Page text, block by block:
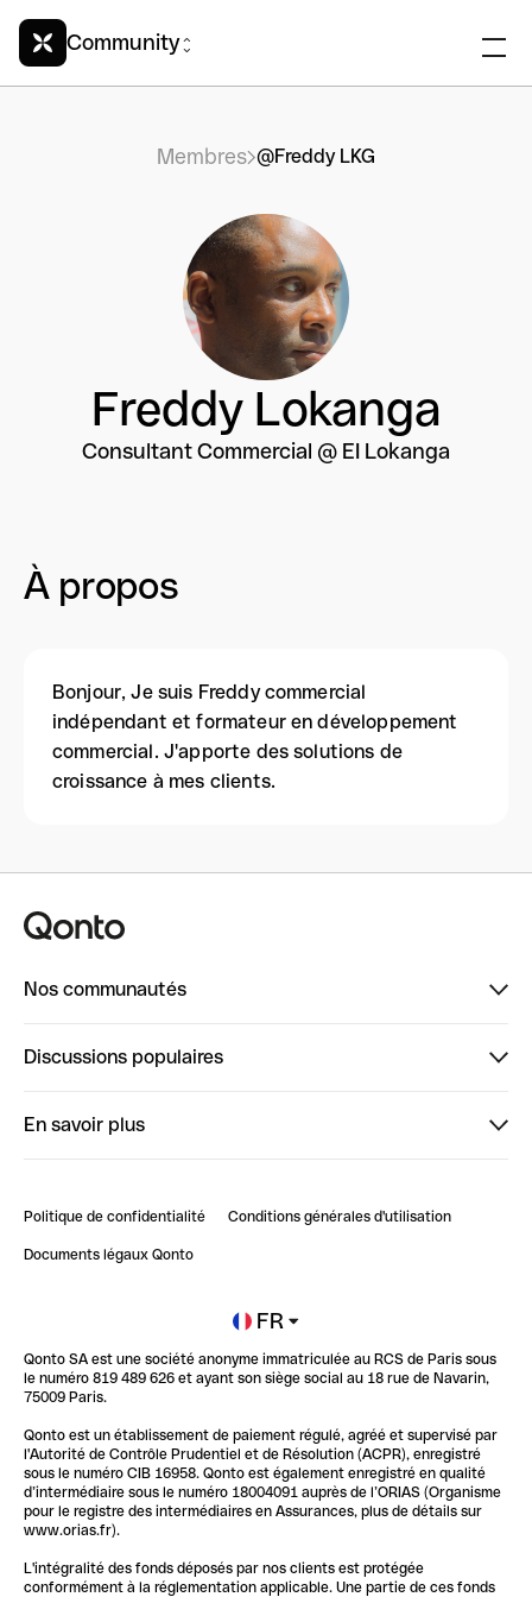
Community
Membres @Freddy LKG
Freddy Lokanga
Consultant Commercial @ EI Lokanga
À propos
Bonjour, Je suis Freddy commercial
indépendant et formateur en développement
commercial. J'apporte des solutions de
croissance à mes clients.
Nos communautés
ClubQonto
Discussions populaires
Impact de l'IA sur les carrières/productivité
En savoir plus
Blog
Newsroom
Glossaire finance
Politique de confidentialité Conditions générales d'utilisation
Documents légaux Qonto
FR
Qonto SA est une société anonyme immatriculée au RCS de Paris sous
le numéro 819 489 626 et ayant son siège social au 18 rue de Navarin,
75009 Paris.
Qonto est un établissement de paiement régulé, agréé et supervisé par
l'Autorité de Contrôle Prudentiel et de Résolution (ACPR), enregistré
sous le numéro CIB 16958. Qonto est également enregistré en qualité
d’intermédiaire sous le numéro 18004091 auprès de l’ORIAS (Organisme
pour le registre des intermédiaires en Assurances, plus de détails sur
www.orias.fr).
L'intégralité des fonds déposés par nos clients est protégée
conformément à la réglementation applicable. Une partie de ces fonds